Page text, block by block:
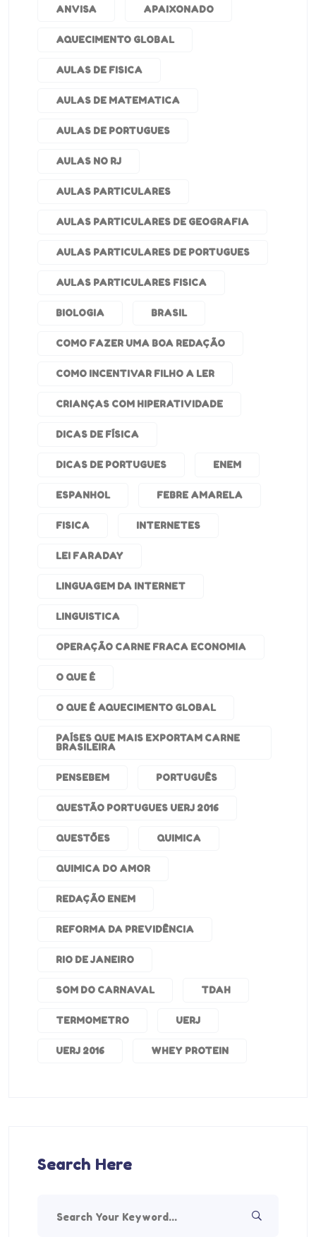
ANVISA APAIXONADO
AQUECIMENTO GLOBAL
AULAS DE FISICA
AULAS DE MATEMATICA
AULAS DE PORTUGUES
AULAS NO RJ
AULAS PARTICULARES
AULAS PARTICULARES DE GEOGRAFIA
AULAS PARTICULARES DE PORTUGUES
AULAS PARTICULARES FISICA
BIOLOGIA BRASIL
COMO FAZER UMA BOA REDAÇÃO
COMO INCENTIVAR FILHO A LER
CRIANÇAS COM HIPERATIVIDADE
DICAS DE FÍSICA
DICAS DE PORTUGUES ENEM
ESPANHOL FEBRE AMARELA
FISICA INTERNETES
LEI FARADAY
LINGUAGEM DA INTERNET
LINGUISTICA
OPERAÇÃO CARNE FRACA ECONOMIA
O QUE É
O QUE É AQUECIMENTO GLOBAL
PAÍSES QUE MAIS EXPORTAM CARNE
BRASILEIRA
PENSEBEM PORTUGUÊS
QUESTÃO PORTUGUES UERJ 2016
QUESTÕES QUIMICA
QUIMICA DO AMOR
REDAÇÃO ENEM
REFORMA DA PREVIDÊNCIA
RIO DE JANEIRO
SOM DO CARNAVAL TDAH
TERMOMETRO UERJ
UERJ 2016 WHEY PROTEIN
Search Here